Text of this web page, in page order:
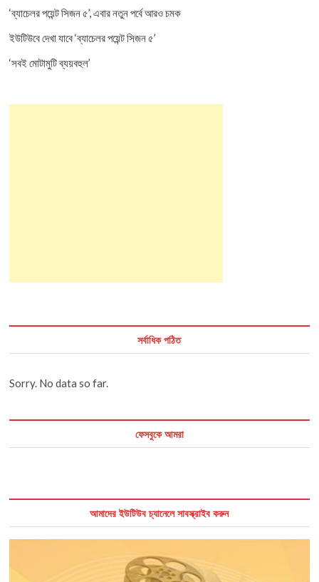
‘ব্যাচেলর পয়েন্ট সিজন ৫’, এবার নতুন পর্বে আরও চমক
ইউটিউবে দেখা যাবে ‘ব্যাচেলর পয়েন্ট সিজন ৫’
‘সবই মোটামুটি ব্যয়বহুল’
সর্বাধিক পঠিত
Sorry. No data so far.
ফেসবুকে আমরা
আমাদের ইউটিউব চ্যানেলে সাবস্ক্রাইব করুন